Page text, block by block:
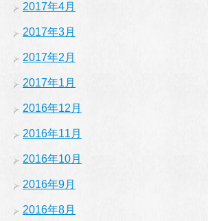
2017年4月
2017年3月
2017年2月
2017年1月
2016年12月
2016年11月
2016年10月
2016年9月
2016年8月